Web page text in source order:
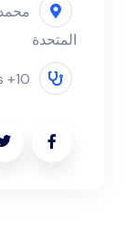
المتحدة
10+ Years